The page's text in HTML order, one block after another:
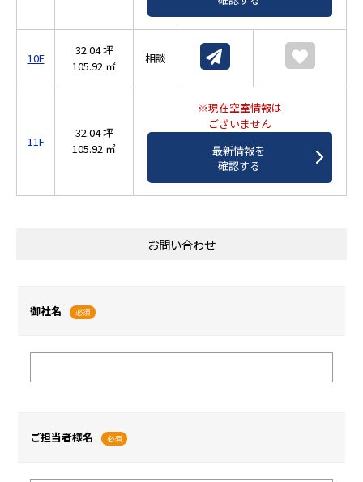
10F
32.04 坪
105.92 ㎡
相談
11F
32.04 坪
105.92 ㎡
※現在空室情報は
ございません
最新情報を
確認する
お問い合わせ
御社名 必須
ご担当者様名 必須